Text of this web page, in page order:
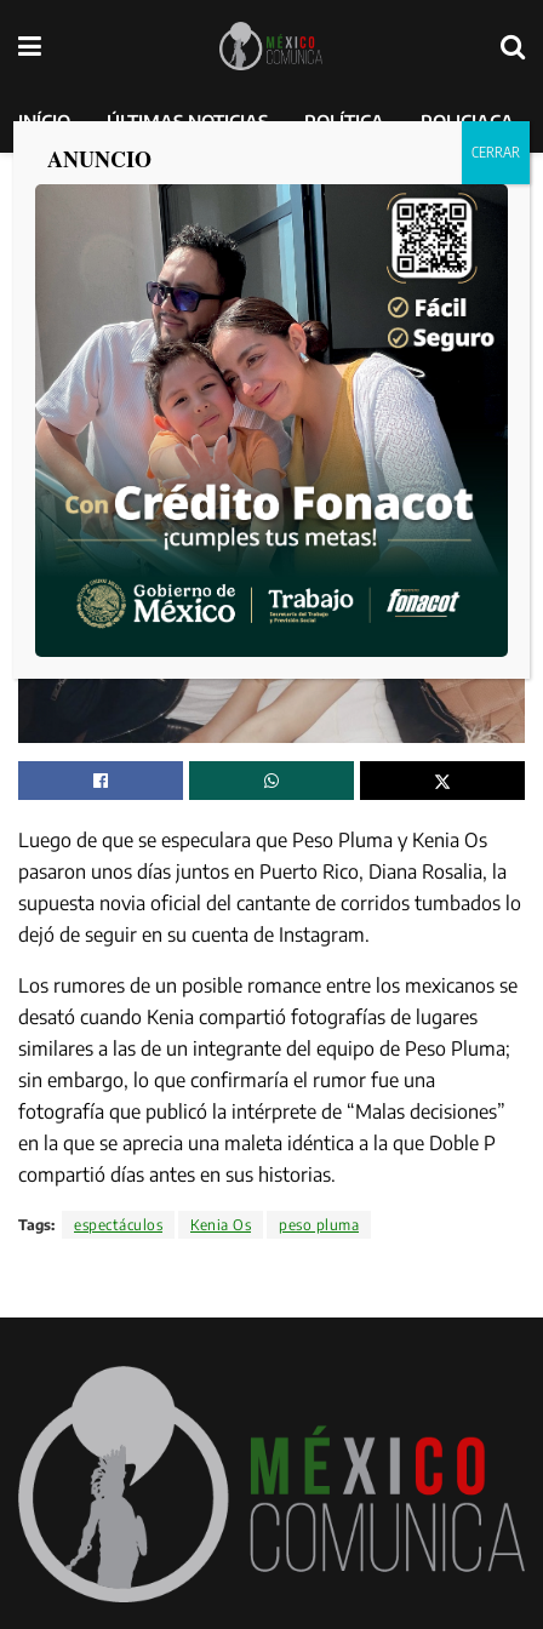
INÍCIO ÚLTIMAS NOTICIAS POLÍTICA POLICIACA
Novia de Peso Pluma lo deja de seguir
tras rumores de haber vacacionado
junto a Kenia Os; maleta lo habría
delatado.
porMEXICO COMUNICA 2025-01-25
Luego de que se especulara que Peso Pluma y Kenia Os
pasaron unos días juntos en Puerto Rico, Diana Rosalia, la
supuesta novia oficial del cantante de corridos tumbados lo
dejó de seguir en su cuenta de Instagram.
Los rumores de un posible romance entre los mexicanos se
desató cuando Kenia compartió fotografías de lugares
similares a las de un integrante del equipo de Peso Pluma;
sin embargo, lo que confirmaría el rumor fue una
fotografía que publicó la intérprete de “Malas decisiones”
en la que se aprecia una maleta idéntica a la que Doble P
compartió días antes en sus historias.
Tags: espectáculos Kenia Os peso pluma
ANUNCIO